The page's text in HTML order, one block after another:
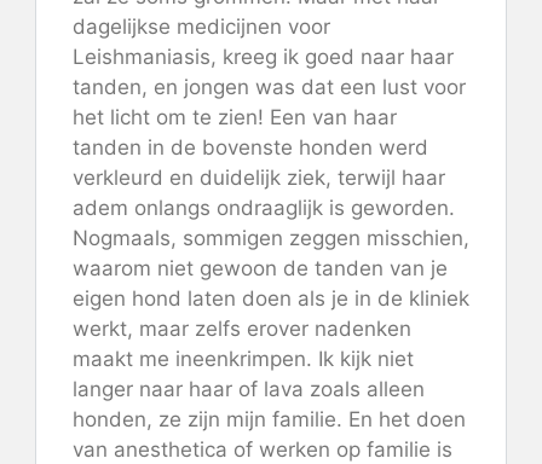
dagelijkse medicijnen voor
Leishmaniasis, kreeg ik goed naar haar
tanden, en jongen was dat een lust voor
het licht om te zien! Een van haar
tanden in de bovenste honden werd
verkleurd en duidelijk ziek, terwijl haar
adem onlangs ondraaglijk is geworden.
Nogmaals, sommigen zeggen misschien,
waarom niet gewoon de tanden van je
eigen hond laten doen als je in de kliniek
werkt, maar zelfs erover nadenken
maakt me ineenkrimpen. Ik kijk niet
langer naar haar of lava zoals alleen
honden, ze zijn mijn familie. En het doen
van anesthetica of werken op familie is